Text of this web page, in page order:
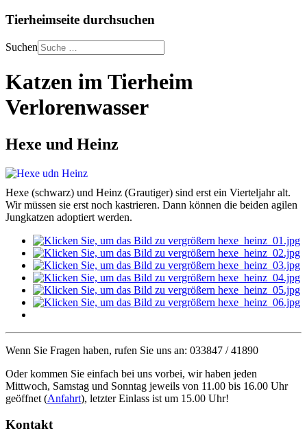
Tierheimseite durchsuchen
Suchen
Katzen im Tierheim
Verlorenwasser
Hexe und Heinz
Hexe (schwarz) und Heinz (Grautiger) sind erst ein Vierteljahr alt.
Wir müssen sie erst noch kastrieren. Dann können die beiden agilen
Jungkatzen adoptiert werden.
Wenn Sie Fragen haben, rufen Sie uns an: 033847 / 41890
Oder kommen Sie einfach bei uns vorbei, wir haben jeden
Mittwoch, Samstag und Sonntag jeweils von 11.00 bis 16.00 Uhr
geöffnet (Anfahrt), letzter Einlass ist um 15.00 Uhr!
Kontakt